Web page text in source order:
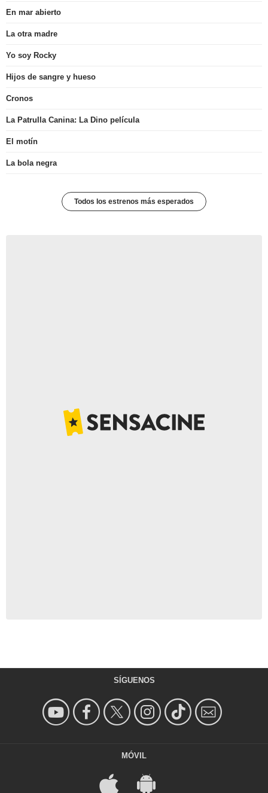
En mar abierto
La otra madre
Yo soy Rocky
Hijos de sangre y hueso
Cronos
La Patrulla Canina: La Dino película
El motín
La bola negra
Todos los estrenos más esperados
SÍGUENOS
MÓVIL